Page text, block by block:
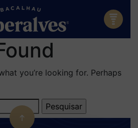
you’re looking for. Perhaps